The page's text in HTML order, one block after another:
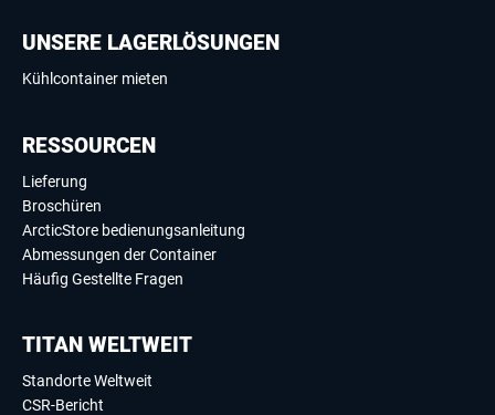
UNSERE LAGERLÖSUNGEN
Kühlcontainer mieten
RESSOURCEN
Lieferung
Broschüren
ArcticStore bedienungsanleitung
Abmessungen der Container
Häufig Gestellte Fragen
TITAN WELTWEIT
Standorte Weltweit
CSR-Bericht